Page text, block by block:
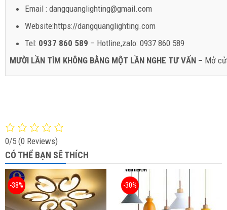
Email : dangquanglighting@gmail.com
Website:https://dangquanglighting.com
Tel: 0937 860 589 – Hotline,zalo: 0937 860 589
MƯỜI LẦN TÌM KHÔNG BẰNG MỘT LẦN NGHE TƯ VẤN – Mở
0/5 (0 Reviews)
CÓ THỂ BẠN SẼ THÍCH
-38% -30%